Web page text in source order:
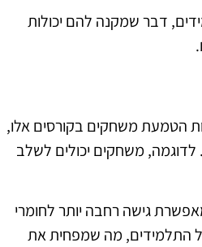
דבר שמקנה להם יכולות
הטמעת משחקים בקורסים אלו,
לדוגמה, משחקים יכולים לשלב
גישה רחבה יותר לחומרי
של התלמידים, מה שמפחית את